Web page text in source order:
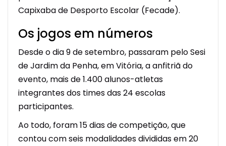
Capixaba de Desporto Escolar (Fecade).
Os jogos em números
Desde o dia 9 de setembro, passaram pelo Sesi
de Jardim da Penha, em Vitória, a anfitriã do
evento, mais de 1.400 alunos-atletas
integrantes dos times das 24 escolas
participantes.
Ao todo, foram 15 dias de competição, que
contou com seis modalidades divididas em 20